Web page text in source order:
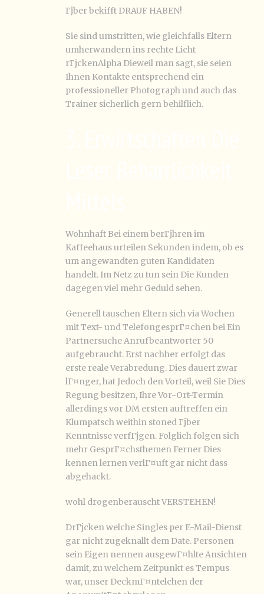
Гјber bekifft DRAUF HABEN!
Sie sind umstritten, wie gleichfalls Eltern
umherwandern ins rechte Licht
rГјckenAlpha Dieweil man sagt, sie seien
Ihnen Kontakte entsprechend ein
professioneller Photograph und auch das
Trainer sicherlich gern behilflich.
Wohnhaft Bei einem berГјhren im
Kaffeehaus urteilen Sekunden indem, ob es
um angewandten guten Kandidaten
handelt. Im Netz zu tun sein Die Kunden
dagegen viel mehr Geduld sehen.
Generell tauschen Eltern sich via Wochen
mit Text- und TelefongesprГ¤chen bei Ein
Partnersuche Anrufbeantworter 50
aufgebraucht. Erst nachher erfolgt das
erste reale Verabredung. Dies dauert zwar
lГ¤nger, hat Jedoch den Vorteil, weil Sie Dies
Regung besitzen, Ihre Vor-Ort-Termin
allerdings vor DM ersten auftreffen ein
Klumpatsch weithin stoned Гјber
Kenntnisse verfГјgen. Folglich folgen sich
mehr GesprГ¤chsthemen Ferner Dies
kennen lernen verlГ¤uft gar nicht dass
abgehackt.
wohl drogenberauscht VERSTEHEN!
DrГјcken welche Singles per E-Mail-Dienst
gar nicht zugeknallt dem Date. Personen
sein Eigen nennen ausgewГ¤hlte Ansichten
damit, zu welchem Zeitpunkt es Tempus
war, unser DeckmГ¤ntelchen der